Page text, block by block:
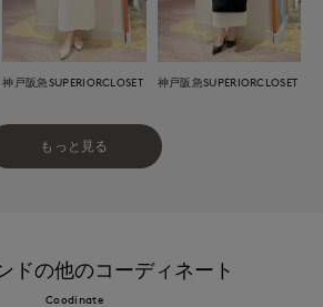
神戸阪急SUPERIORCLOSET 神戸阪急SUPERIORCLOSET
もっと見る
ドの他のコーディネート
Coodinate